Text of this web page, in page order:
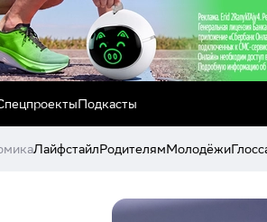
Подкасты
ЛайфстайлРодителямМолодёжи